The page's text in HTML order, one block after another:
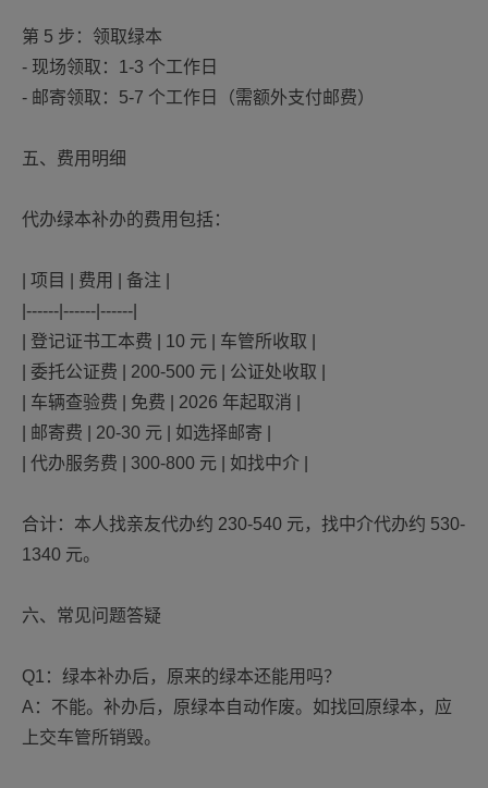
第 5 步：领取绿本
- 现场领取：1-3 个工作日
- 邮寄领取：5-7 个工作日（需额外支付邮费）
五、费用明细
代办绿本补办的费用包括：
| 项目 | 费用 | 备注 |
|------|------|------|
| 登记证书工本费 | 10 元 | 车管所收取 |
| 委托公证费 | 200-500 元 | 公证处收取 |
| 车辆查验费 | 免费 | 2026 年起取消 |
| 邮寄费 | 20-30 元 | 如选择邮寄 |
| 代办服务费 | 300-800 元 | 如找中介 |
合计：本人找亲友代办约 230-540 元，找中介代办约 530-
1340 元。
六、常见问题答疑
Q1：绿本补办后，原来的绿本还能用吗？
A：不能。补办后，原绿本自动作废。如找回原绿本，应
上交车管所销毁。